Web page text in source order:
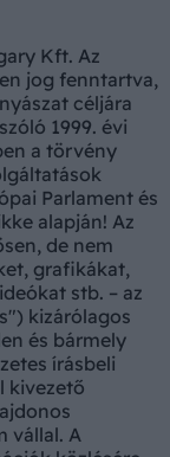
Kft. Az
jog fenntartva,
céljára
1999. évi
a törvény
Parlament és
alapján! Az
de nem
grafikákat,
stb. – az
kizárólagos
és bármely
írásbeli
kivezető
vállal. A